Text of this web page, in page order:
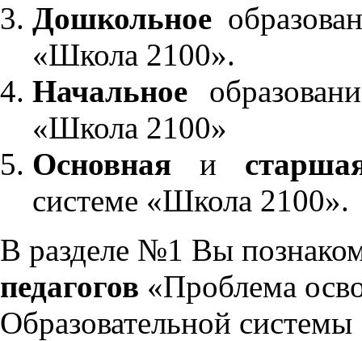
Дошкольное
«Школа 2100».
Начальное
«Школа 2100»
Основнаяи
системе «Школа 2100».
В разделе №1 Вы
педагогов «Проблема
Образовательной